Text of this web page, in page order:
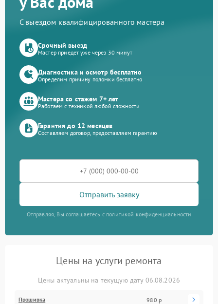
С выездом квалифицированного мастера
Срочный выезд
Мастер приедет уже через 30 минут
Диагностика и осмотр бесплатно
Определим причину поломки бесплатно
Мастера со стажем 7+ лет
Работаем с техникой любой сложности
Гарантия до 12 месяцев
Составляем договор, предоставляем гарантию
Отправить заявку
Отправляя, Вы соглашаетесь с политикой конфиденциальности
Цены на услуги ремонта
Цены актуальны на текущую дату 06.08.2026
Прошивка 980 р